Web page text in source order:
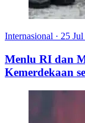
Internasional · 25
Menlu RI dan
Kemerdekaan